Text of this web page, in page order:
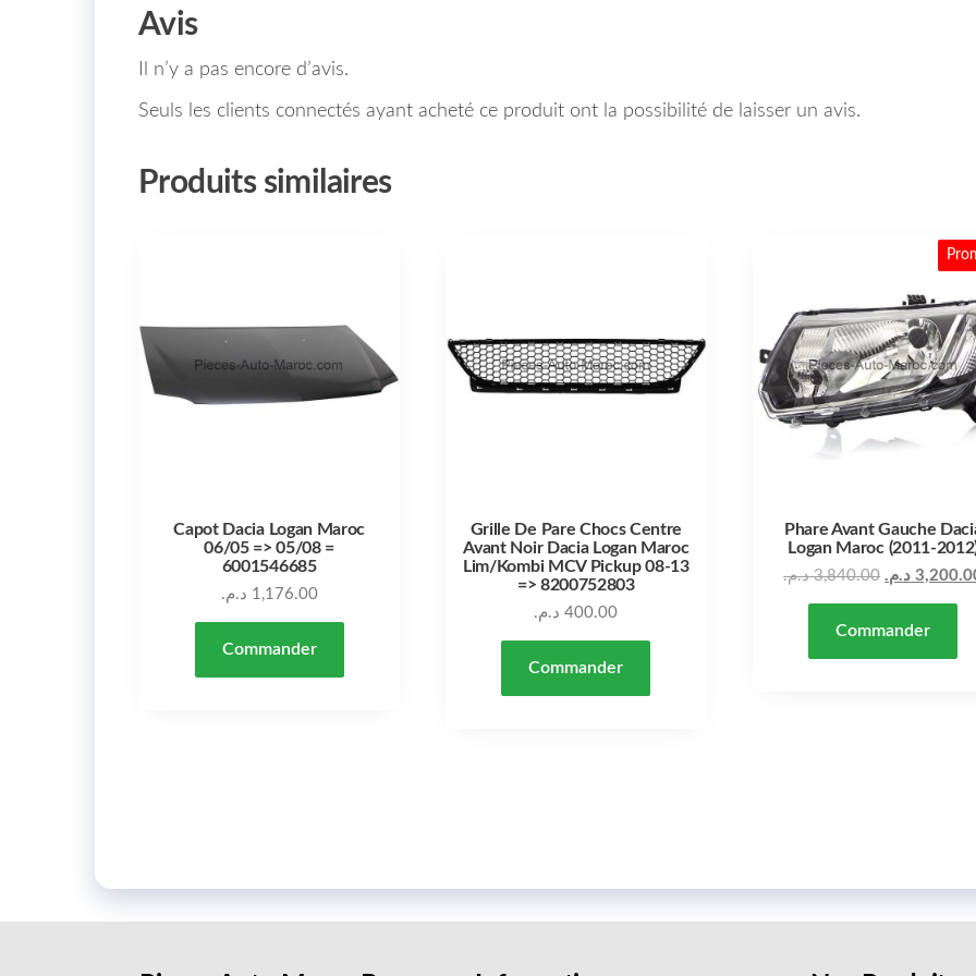
Avis
Il n’y a pas encore d’avis.
Seuls les clients connectés ayant acheté ce produit ont la possibilité de laisser un avis.
Produits similaires
Capot Dacia Logan Maroc
06/05 => 05/08 =
6001546685
1,176.00 د.م.
Commander
Grille De Pare Chocs Centre
Avant Noir Dacia Logan Maroc
Lim/Kombi MCV Pickup 08-13
=> 8200752803
400.00 د.م.
Commander
Phare Avant Gauche
Logan Maroc (2011-
3,840.00 د.م. د.م.
Commander